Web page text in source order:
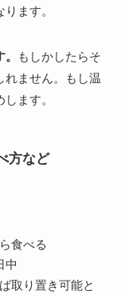
ます。
もしかしたらそ
れません。もし温
ます。
方など
食べる
中
取り置き可能と